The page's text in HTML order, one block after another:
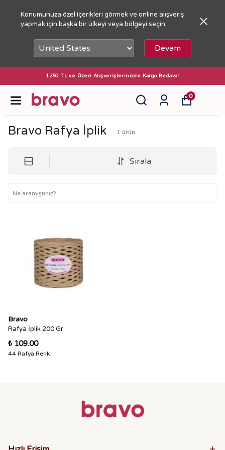
Konumunuza özel içerikleri görmek ve online alışveriş
yapmak için başka bir ülkeyi veya bölgeyi seçin.
Devam
1250 TL ve Üzeri Alışverişlerinizde Kargo Bedava!
0
Bravo Rafya İplik 1 ürün
Sırala
Bravo
Rafya İplik 200 Gr
₺ 109.00
44 Rafya Renk